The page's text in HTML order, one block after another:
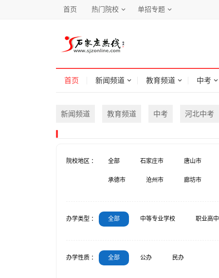
首页 热门院校 单招专题
首页 新闻频道 教育频道 中考
新闻频道 教育频道 中考 河北中考
院校地区 ： 全部 石家庄市 唐山市
承德市 沧州市 廊坊市
办学类型 ： 全部 中等专业学校 职业高中
办学性质 ： 全部 公办 民办